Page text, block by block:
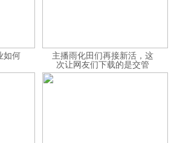
如何
主播雨化田们再接新活，这
次让网友们下载的是交管
12123APP